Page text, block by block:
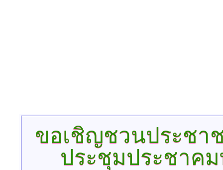
ขอเชิญชวนประชา
ประชุมประชาค